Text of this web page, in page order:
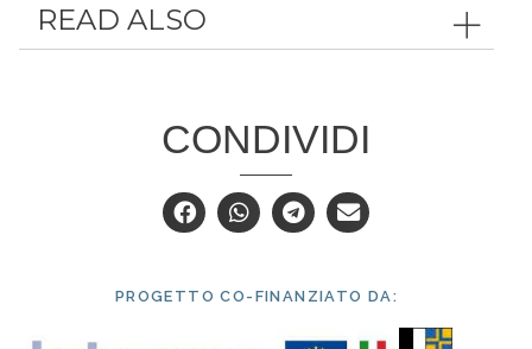
READ ALSO
CONDIVIDI
PROGETTO CO-FINANZIATO DA: